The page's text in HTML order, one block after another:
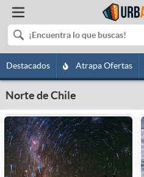
Destacados Atrapa Ofertas
Norte de Chile